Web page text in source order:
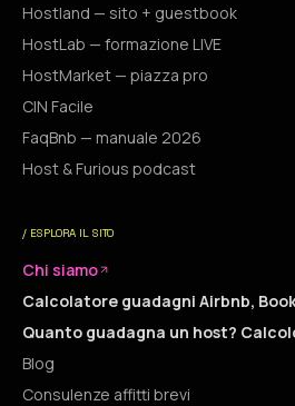
Hostland — sito + guestbook
HostLab — formazione LIVE
HostMarket — piazza pro
CIN Facile
FaqBnb — manuale 2026
Host & Furious podcast
/ ESPLORA IL SITO
Chi siamo
Calcolatore guadagni Airbnb,
Quanto guadagna un host?
Blog
Consulenze affitti brevi